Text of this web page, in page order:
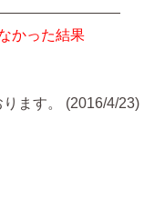
かった結果
ます。 (2016/4/23)